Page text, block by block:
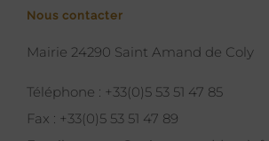
Nous contacter
Mairie 24290 Saint Amand de Coly
Téléphone : +33(0)5 53 51 47 85
Fax : +33(0)5 53 51 47 89